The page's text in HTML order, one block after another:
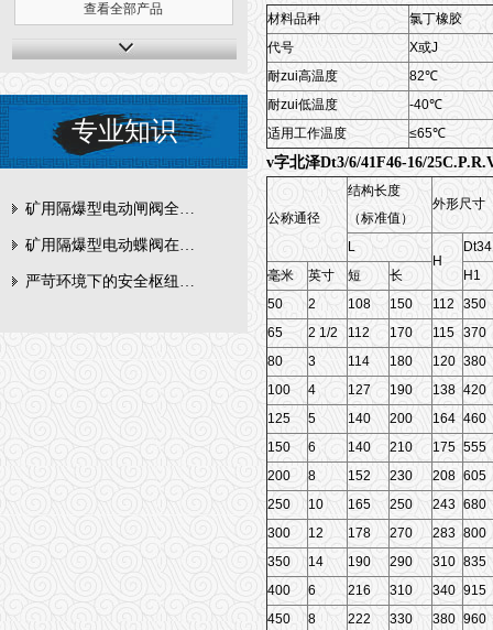
查看全部产品
专业知识
矿用隔爆型电动闸阀全周期维护与故障排查要点
矿用隔爆型电动蝶阀在瓦斯管道控制中的防爆设计与安全标准解析
严苛环境下的安全枢纽：矿用隔爆型电动闸阀的技术剖析
材料品种
氯丁橡胶
代号
X或J
耐zui高温度
82℃
耐zui低温度
-40℃
适用工作温度
≤65℃
v字北泽Dt3/6/41F46-16/
公称通径
结构长度
（标准值）
外形尺寸
L
H
毫米
英寸 短 长
H1
50
2 108 150 112
350
65
2 1/2 112 170 115 370
80
3 114 180 120 380
100
4 127 190 138 420
125
5 140 200 164 460
150
6 140 210 175 555
200
8 152 230 208 605
250
10 165 250 243 680
300
12 178 270 283 800
350
14 190 290 310 835
400
6 216 310 340 915
450
8 222 330 380 960